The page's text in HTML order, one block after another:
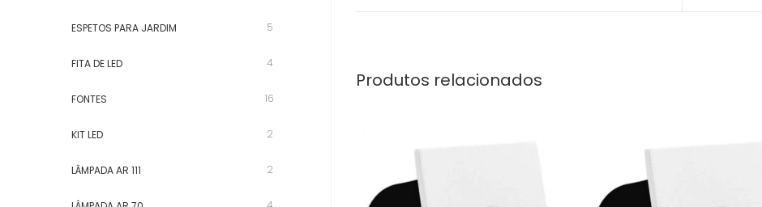
Produtos relacionados
ESPETOS PARA JARDIM 5
FITA DE LED 4
FONTES 16
KIT LED 2
LÂMPADA AR 111 2